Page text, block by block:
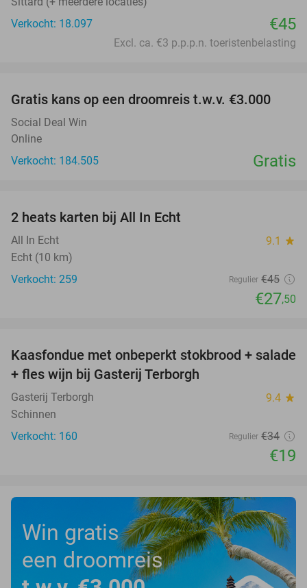
Verkocht: 18.097
€45
Excl. ca. €3 p.p.p.n. toeristenbelasting
Gratis kans op een droomreis t.w.v. €3.000
Social Deal Win
Online
Verkocht: 184.505
Gratis
2 heats karten bij All In Echt
All In Echt 9.1 star
Echt (10 km)
Verkocht: 259
Regulier €45
€27,50
44%
Kaasfondue met onbeperkt stokbrood + salade
+ fles wijn bij Gasterij Terborgh
Gasterij Terborgh 9.4 star
Schinnen
Verkocht: 160
Regulier €34
€19
Win gratis
een droomreis